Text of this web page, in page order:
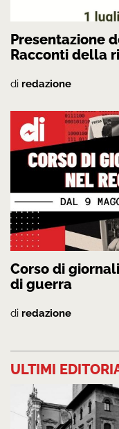
Presentazione
Racconti della
di redazione
Corso di
di guerra
di redazione
ULTIMI